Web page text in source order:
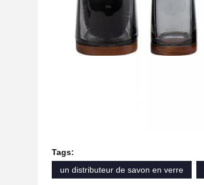
Tags:
un distributeur de savon en verre